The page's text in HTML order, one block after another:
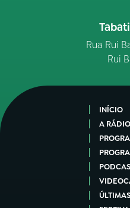
Rua Rui
Rui
INÍCIO
A RÁDIO
ÚLTIMAS